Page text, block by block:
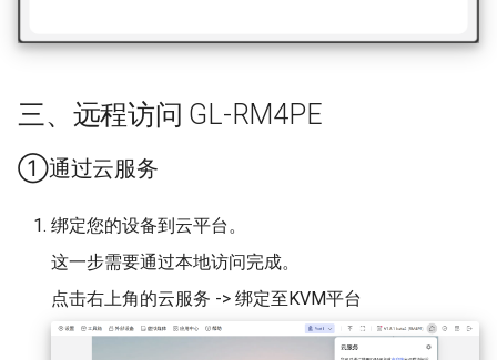
三、远程访问 GL-RM4PE
①通过云服务
绑定您的设备到云平台。
这一步需要通过本地访问完成。
点击右上角的云服务 -> 绑定至KVM平台